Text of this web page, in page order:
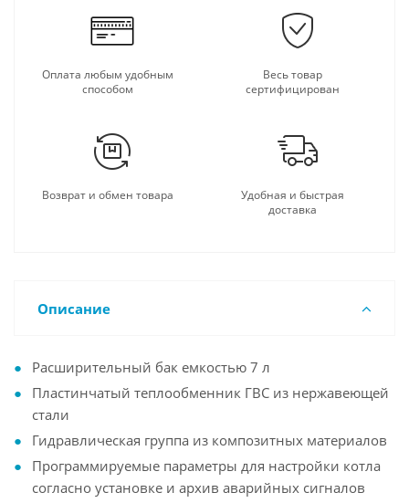
Оплата любым удобным
способом
Весь товар
сертифицирован
Возврат и обмен товара
Удобная и быстрая
доставка
Описание
Расширительный бак емкостью 7 л
Пластинчатый теплообменник ГВС из нержавеющей
стали
Гидравлическая группа из композитных материалов
Программируемые параметры для настройки котла
согласно установке и архив аварийных сигналов